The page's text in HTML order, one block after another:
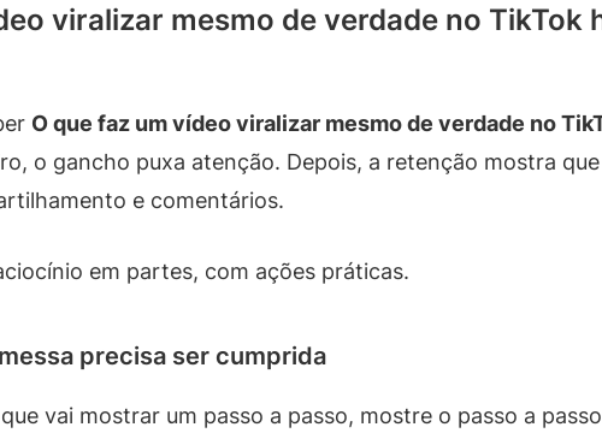
viralizar mesmo de verdade no TikTok
O que faz um vídeo viralizar mesmo de verdade no
o gancho puxa atenção. Depois, a retenção mostra
e comentários.
em partes, com ações práticas.
precisa ser cumprida
vai mostrar um passo a passo, mostre o passo a